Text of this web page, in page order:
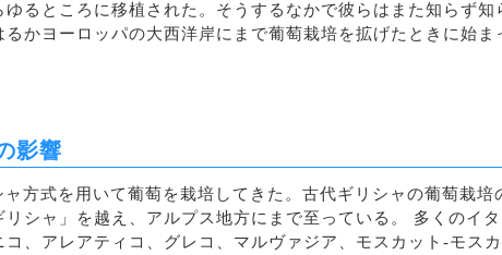
るところに移植された。そうするなかで彼らはまた知らず知
かヨーロッパの大西洋岸にまで葡萄栽培を拡げたときに始ま
影響
方式を用いて葡萄を栽培してきた。古代ギリシャの葡萄栽培
シャ」を越え、アルプス地方にまで至っている。 多くのイ
、アレアティコ、グレコ、マルヴァジア、モスカット-モス